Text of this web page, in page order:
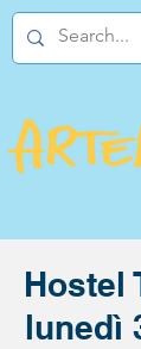
Hostel
lunedì